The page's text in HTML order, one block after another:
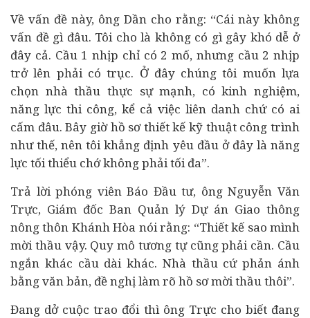
Về vấn đề này, ông Dần cho rằng: “Cái này không
vấn đề gì đâu. Tôi cho là không có gì gây khó dễ ở
đây cả. Cầu 1 nhịp chỉ có 2 mố, nhưng cầu 2 nhịp
trở lên phải có trục. Ở đây chúng tôi muốn lựa
chọn nhà thầu thực sự mạnh, có kinh nghiệm,
năng lực thi công, kể cả việc liên danh chứ có ai
cấm đâu. Bây giờ hồ sơ thiết kế kỹ thuật công trình
như thế, nên tôi khẳng định yêu đầu ở đây là năng
lực tối thiểu chớ không phải tối đa”.
Trả lời phóng viên Báo Đầu tư, ông Nguyễn Văn
Trực, Giám đốc Ban Quản lý Dự án Giao thông
nông thôn Khánh Hòa nói rằng: “Thiết kế sao mình
mời thầu vậy. Quy mô tương tự cũng phải cần. Cầu
ngắn khác cầu dài khác. Nhà thầu cứ phản ánh
bằng văn bản, đề nghị làm rõ hồ sơ mời thầu thôi”.
Đang dở cuộc trao đổi thì ông Trực cho biết đang